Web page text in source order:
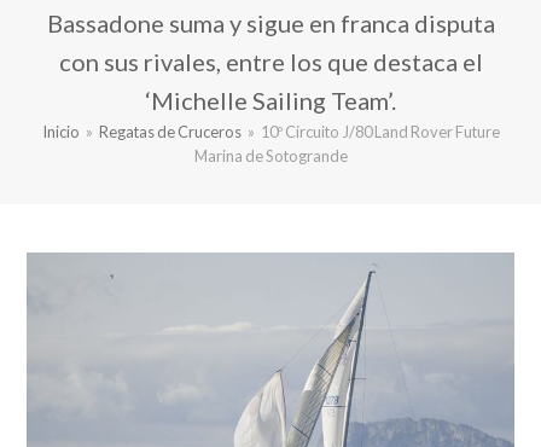
Bassadone suma y sigue en franca disputa
con sus rivales, entre los que destaca el
‘Michelle Sailing Team’.
Inicio » Regatas de Cruceros » 10º Circuito J/80 Land Rover Future
Marina de Sotogrande